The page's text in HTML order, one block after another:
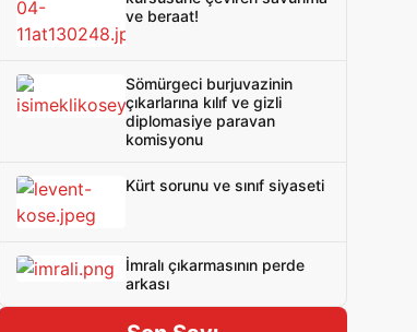
ve beraat!
Sömürgeci burjuvazinin
çıkarlarına kılıf ve gizli
diplomasiye paravan
komisyonu
Kürt sorunu ve sınıf siyaseti
İmralı çıkarmasının perde
arkası